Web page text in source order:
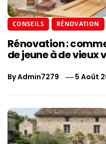
CONSEILS RÉNOVATION
Rénovation :
de jeune à de
ByAdmin7279 5 Août